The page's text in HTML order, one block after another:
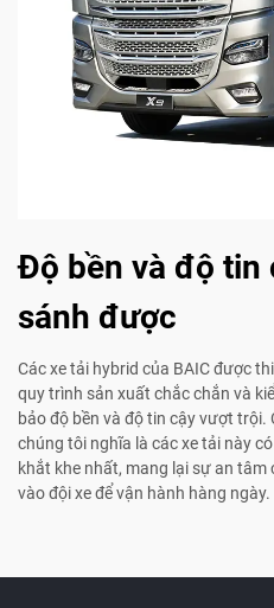
Độ bền và độ tin
sánh được
Các xe tải hybrid của BAIC được
quy trình sản xuất chắc chắn và
bảo độ bền và độ tin cậy vượt trội.
chúng tôi nghĩa là các xe tải này
khắt khe nhất, mang lại sự an
vào đội xe để vận hành hàng ngày.